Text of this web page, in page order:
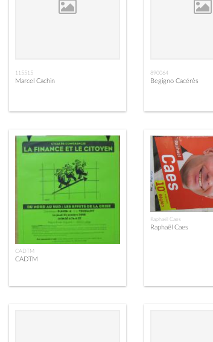
115515
Marcel Cachin
890064
Begigno Cacérès
CADTM
CADTM
Raphaël Caes
Raphaël Caes